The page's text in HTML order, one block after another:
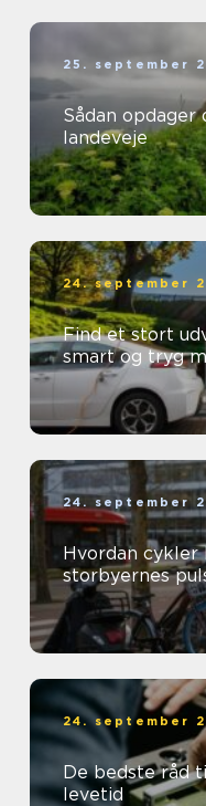
25. september
Sådan opdager
landeveje
24. september
Find et stort
smart og tryg
24. september
Hvordan cykler
storbyernes
24. september
De bedste råd
levetid